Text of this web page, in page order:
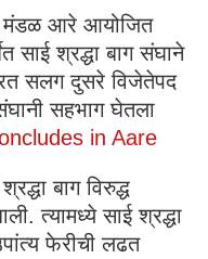
मंडळ आरे आयोजित
साई श्रद्धा बाग संघाने
सलग दुसरे विजेतेपद
सहभाग घेतला
in Aare
बाग विरुद्ध
त्यामध्ये साई श्रद्धा
फेरीची लढत